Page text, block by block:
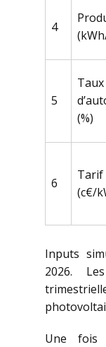
4
5
Taux
(%)
6
Tarif
(c€/
Inputs
2026.
Une fois